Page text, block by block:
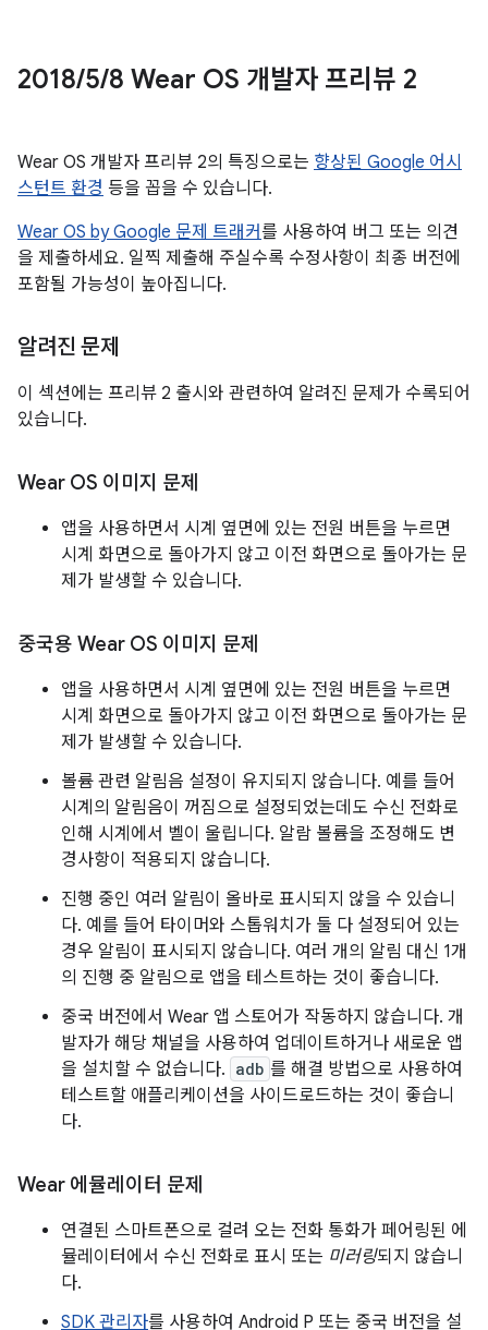
2018/5/8 Wear OS 개발자 프리뷰 2
Wear OS 개발자 프리뷰 2의 특징으로는 향상된 Google 어시
스턴트 환경 등을 꼽을 수 있습니다.
Wear OS by Google 문제 트래커를 사용하여 버그 또는 의견
을 제출하세요. 일찍 제출해 주실수록 수정사항이 최종 버전에
포함될 가능성이 높아집니다.
알려진 문제
이 섹션에는 프리뷰 2 출시와 관련하여 알려진 문제가 수록되어
있습니다.
Wear OS 이미지 문제
앱을 사용하면서 시계 옆면에 있는 전원 버튼을 누르면
시계 화면으로 돌아가지 않고 이전 화면으로 돌아가는 문
제가 발생할 수 있습니다.
중국용 Wear OS 이미지 문제
앱을 사용하면서 시계 옆면에 있는 전원 버튼을 누르면
시계 화면으로 돌아가지 않고 이전 화면으로 돌아가는 문
제가 발생할 수 있습니다.
볼륨 관련 알림음 설정이 유지되지 않습니다. 예를 들어
시계의 알림음이 꺼짐으로 설정되었는데도 수신 전화로
인해 시계에서 벨이 울립니다. 알람 볼륨을 조정해도 변
경사항이 적용되지 않습니다.
진행 중인 여러 알림이 올바로 표시되지 않을 수 있습니
다. 예를 들어 타이머와 스톱워치가 둘 다 설정되어 있는
경우 알림이 표시되지 않습니다. 여러 개의 알림 대신 1개
의 진행 중 알림으로 앱을 테스트하는 것이 좋습니다.
중국 버전에서 Wear 앱 스토어가 작동하지 않습니다. 개
발자가 해당 채널을 사용하여 업데이트하거나 새로운 앱
을 설치할 수 없습니다. adb 를 해결 방법으로 사용하여
테스트할 애플리케이션을 사이드로드하는 것이 좋습니
다.
Wear 에뮬레이터 문제
연결된 스마트폰으로 걸려 오는 전화 통화가 페어링된 에
뮬레이터에서 수신 전화로 표시 또는 미러링되지 않습니
다.
SDK 관리자를 사용하여 Android P 또는 중국 버전을 설